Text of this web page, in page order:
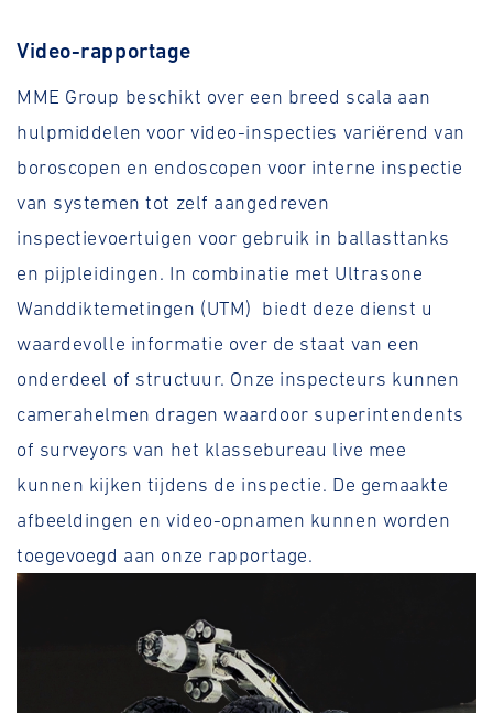
Video-rapportage
MME Group beschikt over een breed scala aan
hulpmiddelen voor video-inspecties variërend van
boroscopen en endoscopen voor interne inspectie
van systemen tot zelf aangedreven
inspectievoertuigen voor gebruik in ballasttanks
en pijpleidingen. In combinatie met Ultrasone
Wanddiktemetingen (UTM) biedt deze dienst u
waardevolle informatie over de staat van een
onderdeel of structuur. Onze inspecteurs kunnen
camerahelmen dragen waardoor superintendents
of surveyors van het klassebureau live mee
kunnen kijken tijdens de inspectie. De gemaakte
afbeeldingen en video-opnamen kunnen worden
toegevoegd aan onze rapportage.